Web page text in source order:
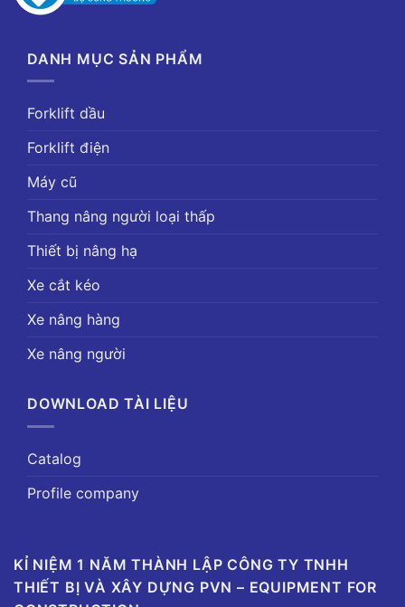
DANH MỤC SẢN PHẨM
Forklift dầu
Forklift điện
Máy cũ
Thang nâng người loại thấp
Thiết bị nâng hạ
Xe cắt kéo
Xe nâng hàng
Xe nâng người
DOWNLOAD TÀI LIỆU
Catalog
Profile company
KỈ NIỆM 1 NĂM THÀNH LẬP CÔNG TY TNHH
THIẾT BỊ VÀ XÂY DỰNG PVN – EQUIPMENT FOR